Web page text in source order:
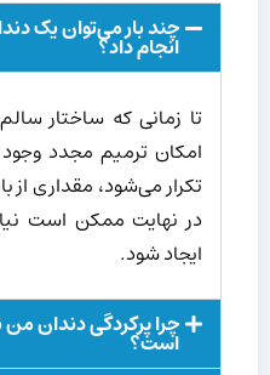
چند بار می‌توان یک
انجام داد؟
تا زمانی که ساختار
امکان ترمیم مجدد وجود
تکرار می‌شود، مقداری
در نهایت ممکن است
ایجاد شود.
چرا پرکردگی دندان من
است؟